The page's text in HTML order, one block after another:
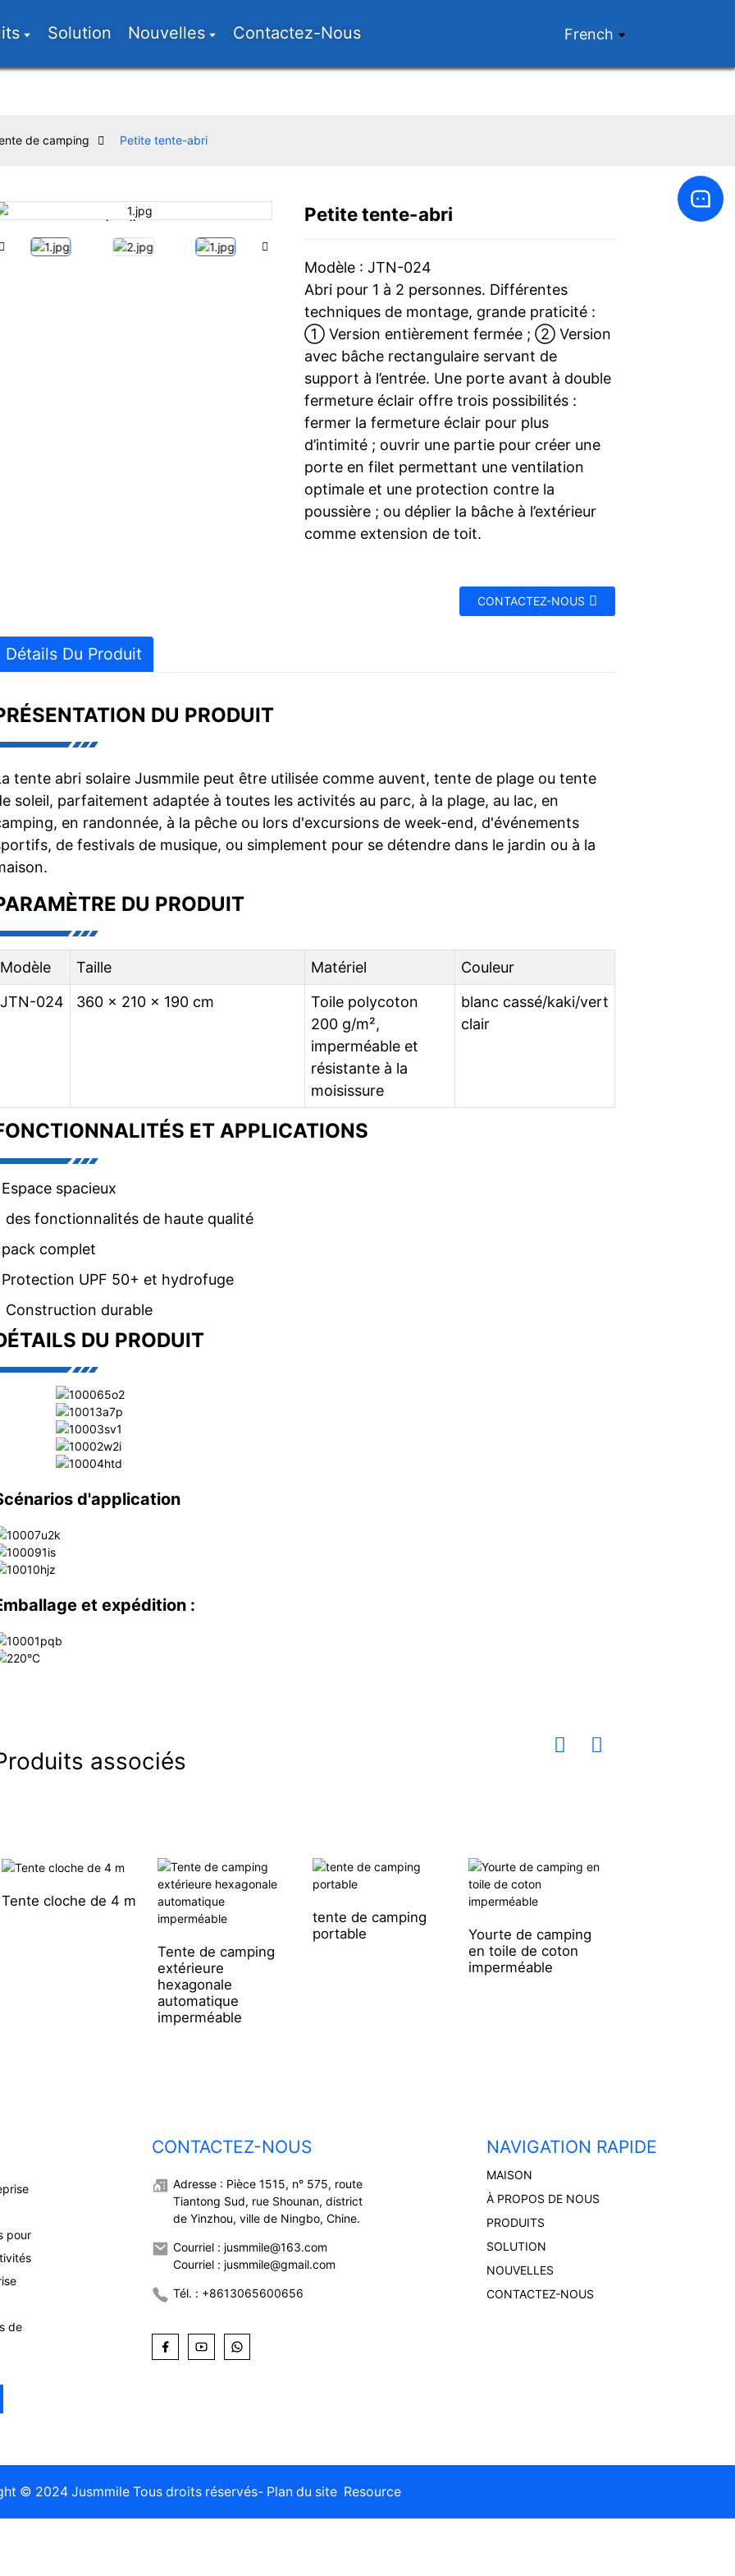
Solution Nouvelles Contactez-Nous French
de camping Petite tente-abri
Loading...
Loading... Loading...
Loading... Loading...
Loading...
Petite tente-abri
Modèle : JTN-024
Abri pour 1 à 2 personnes. Différentes
techniques de montage, grande praticité :
① Version entièrement fermée ; ② Version
avec bâche rectangulaire servant de
support à l’entrée. Une porte avant à double
fermeture éclair offre trois possibilités :
fermer la fermeture éclair pour plus
d’intimité ; ouvrir une partie pour créer une
porte en filet permettant une ventilation
optimale et une protection contre la
poussière ; ou déplier la bâche à l’extérieur
comme extension de toit.
CONTACTEZ-NOUS
Détails Du Produit
DU PRODUIT
tente abri solaire Jusmmile peut être utilisée comme auvent, tente de plage ou tente
soleil, parfaitement adaptée à toutes les activités au parc, à la plage, au lac, en
en randonnée, à la pêche ou lors d'excursions de week-end, d'événements
de festivals de musique, ou simplement pour se détendre dans le jardin ou à la
DU PRODUIT
Modèle Taille Matériel
Couleur
JTN-024
360 x 210 x 190 cm
Toile polycoton
200 g/m²,
imperméable et
résistante à la
moisissure
blanc cassé/kaki/vert
clair
ET APPLICATIONS
spacieux
des fonctionnalités de haute qualité
complet
UPF 50+ et hydrofuge
Construction durable
DU PRODUIT
d'application
et expédition :
associés
Tente cloche de 4 m
Tente de camping
extérieure
hexagonale
automatique
imperméable
tente de camping
portable
Yourte de camping
en toile de coton
imperméable
pour
de
CONTACTEZ-NOUS
Adresse : Pièce 1515, n° 575, route
Tiantong Sud, rue Shounan, district
de Yinzhou, ville de Ningbo, Chine.
Courriel : jusmmile@163.com
Courriel : jusmmile@gmail.com
Tél. : +8613065600656
NAVIGATION RAPIDE
MAISON
À PROPOS DE NOUS
PRODUITS
SOLUTION
NOUVELLES
CONTACTEZ-NOUS
© 2024 Jusmmile Tous droits réservés- Plan du site Resource